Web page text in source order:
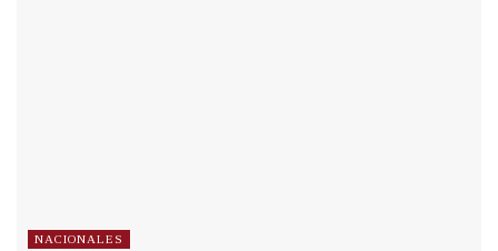
NACIONALES